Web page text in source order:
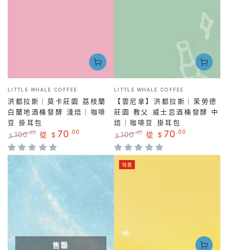
小
販：
LITTLE WHALE COFFEE
洪都拉斯｜莫卡莊園 荔枝蘭
白蘭地酒桶發酵 淺焙｜咖啡
豆 掛耳包
正
常
$ 100.00
特
賣
從 $ 70 .00
小
販：
LITTLE WHALE COFFEE
【雲尼拿】洪都拉斯｜茉勞德
莊園 教父 威士忌酒桶發酵 中
焙｜咖啡豆 掛耳包
正
常
$ 100.00
特
賣
從 $ 70 .00
售罄
特賣